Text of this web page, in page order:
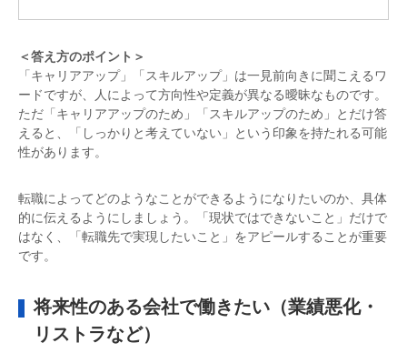
＜答え方のポイント＞
「キャリアアップ」「スキルアップ」は一見前向きに聞こえるワ
ードですが、人によって方向性や定義が異なる曖昧なものです。
ただ「キャリアアップのため」「スキルアップのため」とだけ答
えると、「しっかりと考えていない」という印象を持たれる可能
性があります。
転職によってどのようなことができるようになりたいのか、具体
的に伝えるようにしましょう。「現状ではできないこと」だけで
はなく、「転職先で実現したいこと」をアピールすることが重要
です。
将来性のある会社で働きたい（業績悪化・
リストラなど）